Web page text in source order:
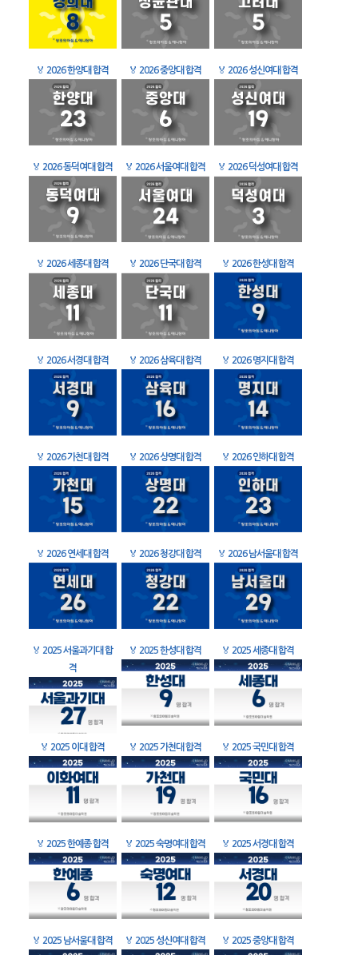
🏅 2026 한양대 합격 🏅 2026 중앙대 합격 🏅 2026 성신여대 합격
🏅 2026 동덕여대 합격 🏅 2026 서울여대 합격 🏅 2026 덕성여대 합격
🏅 2026 세종대 합격 🏅 2026 단국대 합격 🏅 2026 한성대 합격
🏅 2026 서경대 합격 🏅 2026 삼육대 합격 🏅 2026 명지대 합격
🏅 2026 가천대 합격 🏅 2026 상명대 합격 🏅 2026 인하대 합격
🏅 2026 연세대 합격 🏅 2026 청강대 합격 🏅 2026 남서울대 합격
🏅 2025 서울과기대 합
격
🏅 2025 한성대 합격 🏅 2025 세종대 합격
🏅 2025 이대 합격 🏅 2025 가천대 합격 🏅 2025 국민대 합격
🏅 2025 한예종 합격 🏅 2025 숙명여대 합격 🏅 2025 서경대 합격
🏅 2025 남서울대 합격 🏅 2025 성신여대 합격 🏅 2025 중앙대 합격